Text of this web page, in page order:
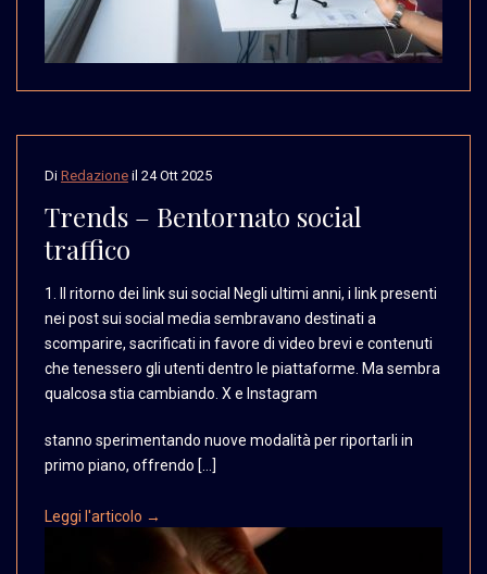
Di Redazione il 24 Ott 2025
Trends – Bentornato social
traffico
1. Il ritorno dei linksui social Negli ultimi anni, i link presenti
nei post sui social media sembravano destinati a
scomparire, sacrificati in favore di video brevi e contenuti
che tenessero gli utenti dentro le piattaforme. Ma sembra
qualcosa stia cambiando. X e Instagram
stanno sperimentando nuove modalità per riportarli in
primo piano, offrendo […]
Leggi l'articolo →